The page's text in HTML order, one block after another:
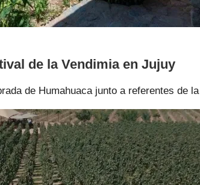
de la Vendimia en Jujuy
de Humahuaca junto a referentes de